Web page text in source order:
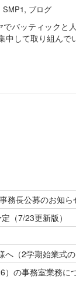
SMP1, ブログ
バッティックと
中して取り組んで
務長公募のお知ら
（7/23更新版）
（2学期始業式の
）の事務室業務に